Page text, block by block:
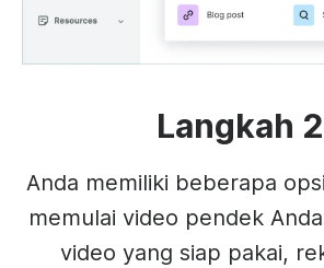
Langkah
Anda memiliki beberapa
memulai video pendek
video yang siap pakai,